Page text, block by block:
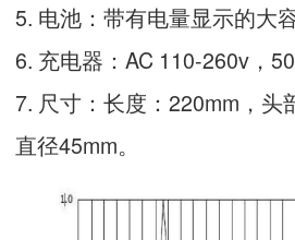
5. 电池：带有电量显示的大
6. 充电器：AC 110-260v，
7. 尺寸：长度：220mm，头
直径45mm。